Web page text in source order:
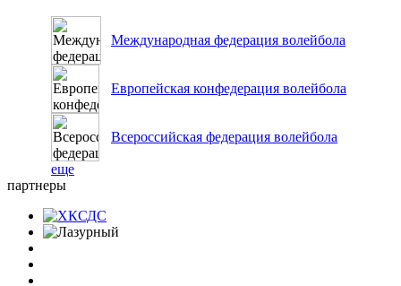
Международная федерация волейбола
Европейская конфедерация волейбола
Всероссийская федерация волейбола
еще
партнеры